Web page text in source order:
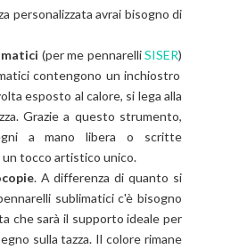
personalizzata avrai bisogno di
(per me pennarelliSISER)
contengono un inchiostro
esposto al calore, si lega alla
Grazie a questo strumento,
a mano libera o scritte
un tocco artistico unico.
. A differenza di quanto si
sublimatici c'è bisogno
che sarà il supporto ideale per
sulla tazza. Il colore rimane